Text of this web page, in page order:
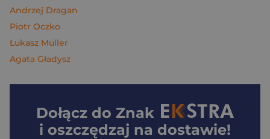
Andrzej Dragan
Piotr Oczko
Łukasz Müller
Agata Gładysz
Dołącz do Znak
i oszczędzaj na dostawie!